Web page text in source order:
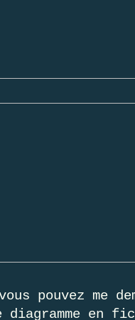
pouvez me
en